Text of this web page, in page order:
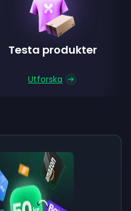
Testa produkter
Utforska